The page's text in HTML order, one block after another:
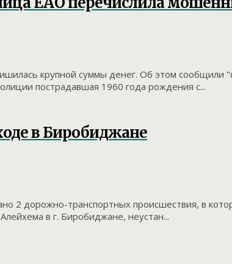
крупной суммы денег. Об этом
пострадавшая 1960 года рождения с...
в Биробиджане
2 дорожно-транспортных происшествия, в
в г. Биробиджане, неустан...